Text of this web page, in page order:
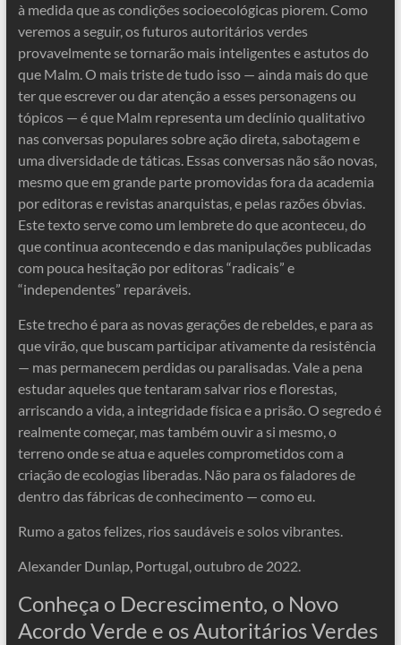
à medida que as condições socioecológicas piorem. Como
veremos a seguir, os futuros autoritários verdes
provavelmente se tornarão mais inteligentes e astutos do
que Malm. O mais triste de tudo isso — ainda mais do que
ter que escrever ou dar atenção a esses personagens ou
tópicos — é que Malm representa um declínio qualitativo
nas conversas populares sobre ação direta, sabotagem e
uma diversidade de táticas. Essas conversas não são novas,
mesmo que em grande parte promovidas fora da academia
por editoras e revistas anarquistas, e pelas razões óbvias.
Este texto serve como um lembrete do que aconteceu, do
que continua acontecendo e das manipulações publicadas
com pouca hesitação por editoras “radicais” e
“independentes” reparáveis.
Este trecho é para as novas gerações de rebeldes, e para as
que virão, que buscam participar ativamente da resistência
— mas permanecem perdidas ou paralisadas. Vale a pena
estudar aqueles que tentaram salvar rios e florestas,
arriscando a vida, a integridade física e a prisão. O segredo é
realmente começar, mas também ouvir a si mesmo, o
terreno onde se atua e aqueles comprometidos com a
criação de ecologias liberadas. Não para os faladores de
dentro das fábricas de conhecimento — como eu.
Rumo a gatos felizes, rios saudáveis ​​e solos vibrantes.
Alexander Dunlap, Portugal, outubro de 2022.
Conheça o Decrescimento, o Novo
Acordo Verde e os Autoritários Verdes